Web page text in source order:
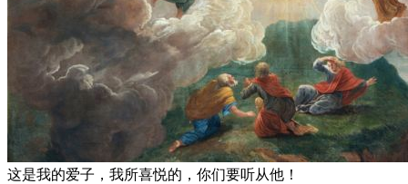
这是我的爱子，我所喜悦的，你们要听从他！